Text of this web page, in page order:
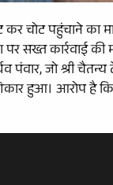
कर चोट पहुंचाने
सख्त कार्रवाई की
पंवार, जो श्री
हुआ। आरोप है